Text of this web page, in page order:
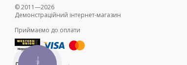
© 2011—2026
Демонстраційний інтернет-магазин
Приймаємо до оплати
КНОПКА